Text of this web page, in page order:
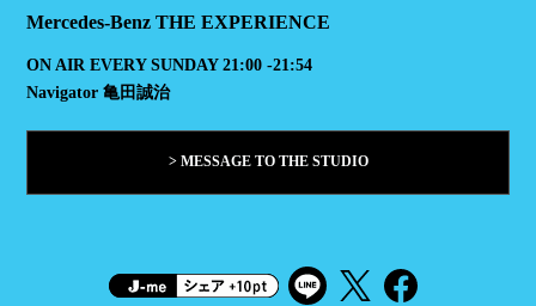
Mercedes-Benz THE EXPERIENCE
ON AIR EVERY SUNDAY 21:00 -21:54
Navigator 亀田誠治
> MESSAGE TO THE STUDIO